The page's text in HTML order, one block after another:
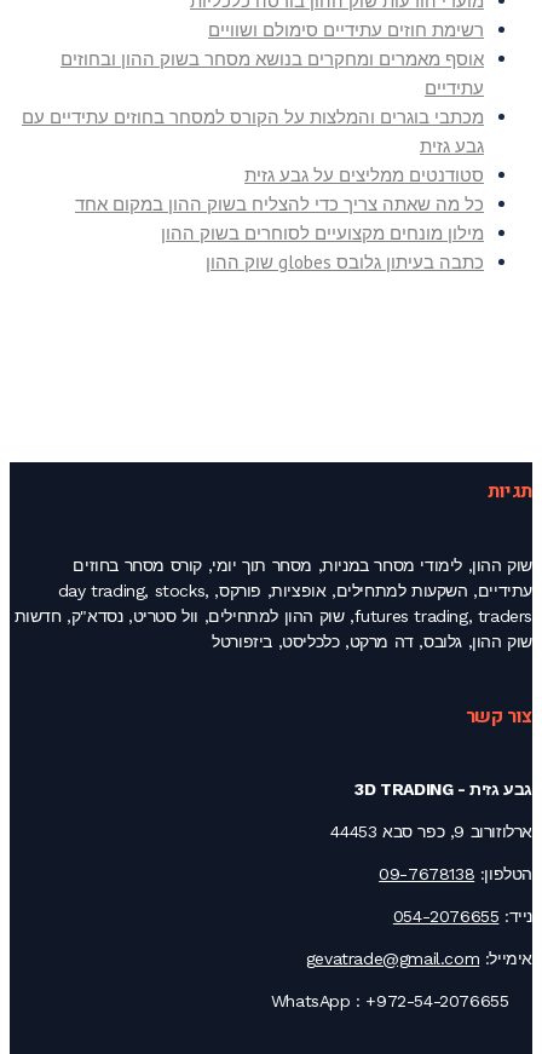
רשימת חוזים עתידיים סימולם ושוויים
אוסף מאמרים ומחקרים בנושא מסחר בשוק ההון ובחוזים
עתידיים
מכתבי בוגרים והמלצות על הקורס למסחר בחוזים עתידיים עם
גבע גזית
סטודנטים ממליצים על גבע גזית
כל מה שאתה צריך כדי להצליח בשוק ההון במקום אחד
מילון מונחים מקצועיים לסוחרים בשוק ההון
כתבה בעיתון גלובס globes שוק ההון
תגיות
שוק ההון, לימודי מסחר במניות, מסחר תוך יומי, קורס מסחר בחוזים
עתידיים, השקעות למתחילים, אופציות, פורקס, day trading, stocks,
futures trading, traders, שוק ההון למתחילים, וול סטריט, נסדא"ק, חדשות
שוק ההון, גלובס, דה מרקט, כלכליסט, ביזפורטל
צור קשר
גבע גזית - 3D TRADING
ארלוזורוב 9, כפר סבא 44453
הטלפון: 09-7678138
נייד: 054-2076655
אימייל: gevatrade@gmail.com
+972-54-2076655